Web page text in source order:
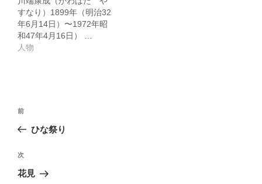
すなり）1899年（明治32
年6月14日）〜1972年昭
和47年4月16日） …
人物
投
ナ
ビ
ゲ
前
の
稿
前
ひな祭り
次
の
次
花見